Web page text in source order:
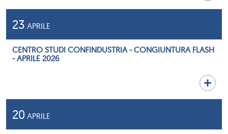
23 APRILE
CENTRO STUDI CONFINDUSTRIA - CONGIUNTURA FLASH
- APRILE 2026
20 APRILE